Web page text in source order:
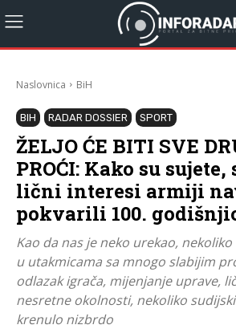
Naslovnica BiH
BIH RADAR DOSSIER SPORT
ŽELJO ĆE BITI SVE
PROĆI: Kako su
lični interesi armiji
pokvarili 100.
Kao da nas je neko urekao,
u utakmicama sa mnogo slabijim
odlazak igrača, mijenjanje uprave,
nesretne okolnosti, nekoliko
krenulo nizbrdo